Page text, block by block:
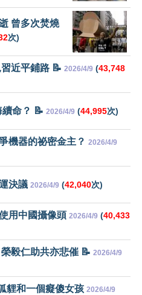
曾多次焚燒
次)
近平鋪路 📝 2026/4/9 (43,748
命？ 📝 2026/4/9 (44,995次)
機器的祕密金主？ 2026/4/9
決議 2026/4/9 (42,040次)
用中國攝像頭 2026/4/9 (40,433
毅仁助共亦悲催 📝 2026/4/9
貍和一個癡傻女孩 2026/4/9